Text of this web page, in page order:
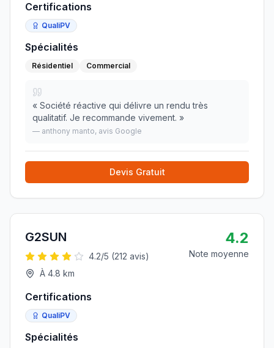
Certifications
QualiPV
Spécialités
Résidentiel Commercial
« Société réactive qui délivre un rendu très
qualitatif. Je recommande vivement. »
— anthony manto, avis Google
Devis Gratuit
G2SUN
4.2/5 (212 avis)
À 4.8 km
4.2
Note moyenne
Certifications
QualiPV
Spécialités